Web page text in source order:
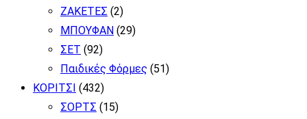
ΖΑΚΕΤΕΣ (2)
ΜΠΟΥΦΑΝ (29)
ΣΕΤ (92)
Παιδικές Φόρμες (51)
ΚΟΡΙΤΣΙ (432)
ΣΟΡΤΣ (15)